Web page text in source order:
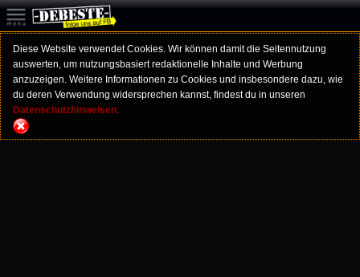
Diese Website verwendet Cookies. Wir können damit die Seitennutzung
auswerten, um nutzungsbasiert redaktionelle Inhalte und Werbung
anzuzeigen. Weitere Informationen zu Cookies und insbesondere dazu, wie
du deren Verwendung widersprechen kannst, findest du in unseren
Datenschutzhinweisen.